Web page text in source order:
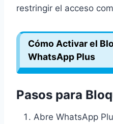
restringir el acceso
Cómo Activar el
WhatsApp Plus
Pasos para
Abre WhatsApp